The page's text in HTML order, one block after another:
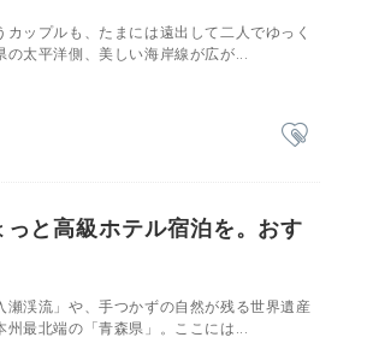
ップルも、たまには遠出して二人でゆっく
の太平洋側、美しい海岸線が広が...
っと高級ホテル宿泊を。おす
渓流」や、手つかずの自然が残る世界遺産
最北端の「青森県」。ここには...